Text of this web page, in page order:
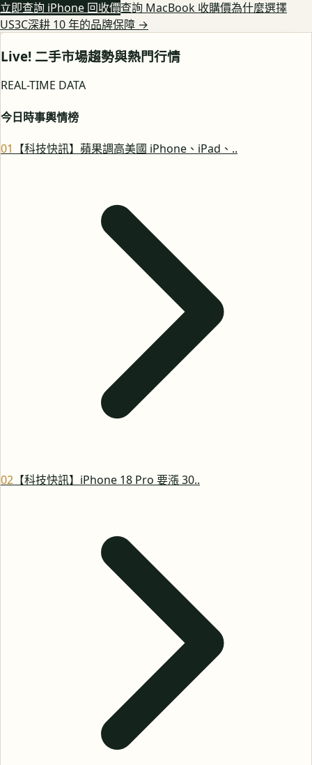
立即查詢 iPhone 回收價查詢 MacBook 收購價為什麼選擇
US3C深耕 10 年的品牌保障 →
Live! 二手市場趨勢與熱門行情
REAL-TIME DATA
今日時事輿情榜
01 【科技快訊】蘋果調高美國 iPhone、iPad、..
02 【科技快訊】iPhone 18 Pro 要漲 30..